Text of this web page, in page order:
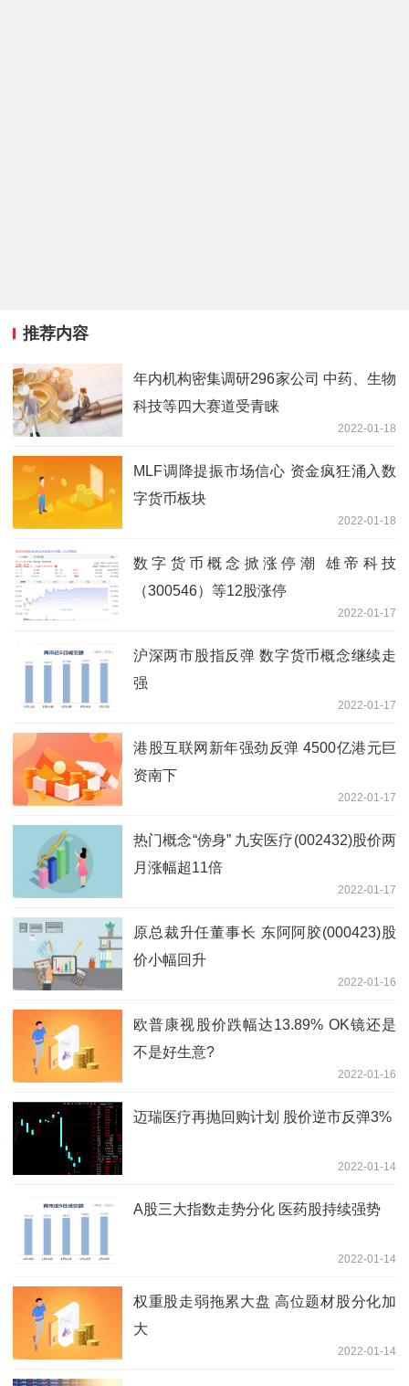
推荐内容
年内机构密集调研296家公司 中药、生物
科技等四大赛道受青睐
2022-01-18
MLF调降提振市场信心 资金疯狂涌入数
字货币板块
2022-01-18
数字货币概念掀涨停潮 雄帝科技
（300546）等12股涨停
2022-01-17
沪深两市股指反弹 数字货币概念继续走
强
2022-01-17
港股互联网新年强劲反弹 4500亿港元巨
资南下
2022-01-17
热门概念“傍身” 九安医疗(002432)股价两
月涨幅超11倍
2022-01-17
原总裁升任董事长 东阿阿胶(000423)股
价小幅回升
2022-01-16
欧普康视股价跌幅达13.89% OK镜还是
不是好生意?
2022-01-16
迈瑞医疗再抛回购计划 股价逆市反弹3%
2022-01-14
A股三大指数走势分化 医药股持续强势
2022-01-14
权重股走弱拖累大盘 高位题材股分化加
大
2022-01-14